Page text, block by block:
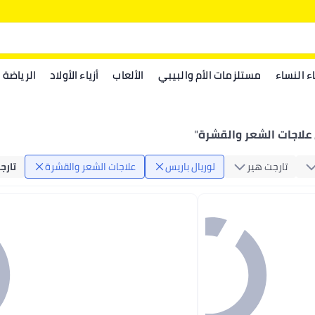
النساء مستلزمات الأم والبيبي الألعاب أزياء الأولاد الرياضة
علاجات الشعر والقشرة"
تارجت هير
لوريال باريس علاجات الشعر والقشرة